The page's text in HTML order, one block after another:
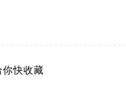
快收藏